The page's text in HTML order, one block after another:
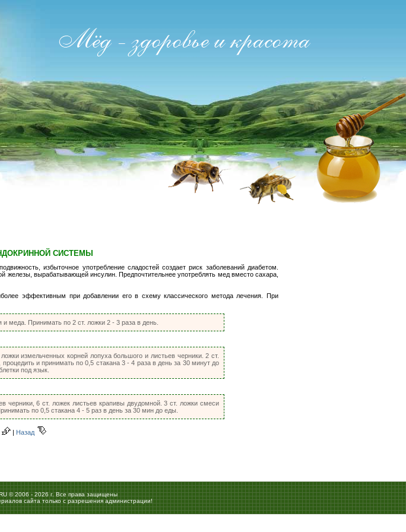
СИСТЕМЫ
избыточное употребление сладостей создает риск заболеваний диабетом.
вырабатывающей инсулин. Предпочтительнее употреблять мед вместо сахара,
эффективным при добавлении его в схему классического метода лечения. При
меда. Принимать по 2 ст. ложки 2 - 3 раза в день.
измельченных корней лопуха большого и листьев черники. 2 ст.
и принимать по 0,5 стакана 3 - 4 раза в день за 30 минут до
под язык.
черники, 6 ст. ложек листьев крапивы двудомной. 3 ст. ложки смеси
по 0,5 стакана 4 - 5 раз в день за 30 мин до еды.
| Назад
© 2006 - 2026 г. Все права защищены
сайта только с разрешения администрации!